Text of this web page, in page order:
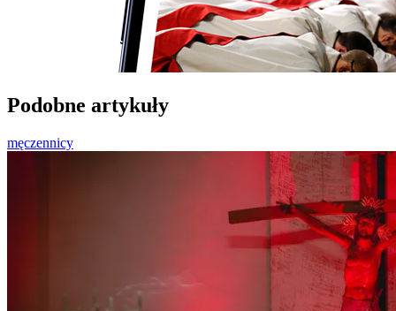
Podobne artykuły
męczennicy